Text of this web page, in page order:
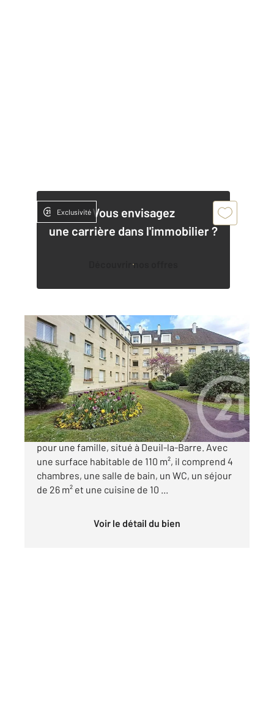
Vous envisagez
une carrière dans l'immobilier ?
Découvrir nos offres
Exclusivité
DEUIL LA BARRE 95
109,62 m2
, 5 pièces
Ref : 11813
Appartement F5 à vendre
347 000 €
Découvrez cet appartement de 5 pièces, idéal
pour une famille, situé à Deuil-la-Barre. Avec
une surface habitable de 110 m², il comprend 4
chambres, une salle de bain, un WC, un séjour
de 26 m² et une cuisine de 10 ...
Voir le détail du bien